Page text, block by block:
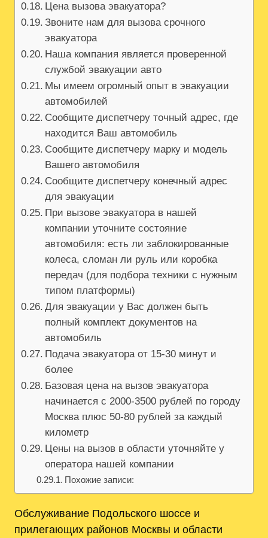
Цена вызова эвакуатора?
Звоните нам для вызова срочного
эвакуатора
Наша компания является проверенной
службой эвакуации авто
Мы имеем огромный опыт в эвакуации
автомобилей
Сообщите диспетчеру точный адрес, где
находится Ваш автомобиль
Сообщите диспетчеру марку и модель
Вашего автомобиля
Сообщите диспетчеру конечный адрес
для эвакуации
При вызове эвакуатора в нашей
компании уточните состояние
автомобиля: есть ли заблокированные
колеса, сломан ли руль или коробка
передач (для подбора техники с нужным
типом платформы)
Для эвакуации у Вас должен быть
полный комплект документов на
автомобиль
Подача эвакуатора от 15-30 минут и
более
Базовая цена на вызов эвакуатора
начинается с 2000-3500 рублей по городу
Москва плюс 50-80 рублей за каждый
километр
Цены на вызов в области уточняйте у
оператора нашей компании
Похожие записи:
Обслуживание Подольского шоссе и
прилегающих районов Москвы и области